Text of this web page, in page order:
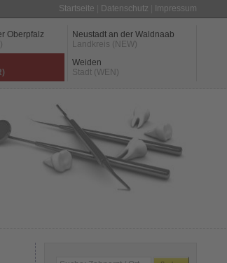
Startseite Datenschutz Impressum
Oberpfalz
Neustadt an der Waldnaab
Landkreis (NEW)
Weiden
Stadt (WEN)